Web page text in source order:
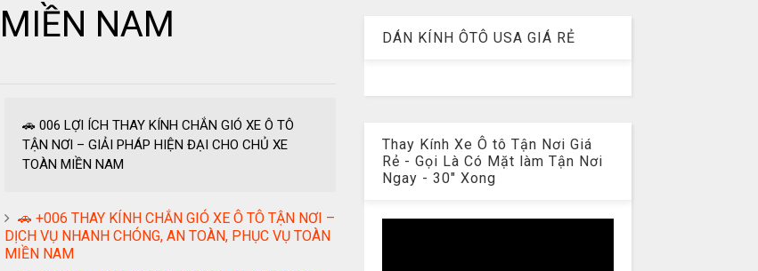
NAM
🚗 006 LỢI ÍCH THAY KÍNH CHẮN GIÓ XE Ô TÔ
TẬN NƠI – GIẢI PHÁP HIỆN ĐẠI CHO CHỦ XE
TOÀN MIỀN NAM
🚗 +006 THAY KÍNH CHẮN GIÓ XE Ô TÔ TẬN NƠI –
DỊCH VỤ NHANH CHÓNG, AN TOÀN, PHỤC VỤ TOÀN
MIỀN NAM
DÁN KÍNH ÔTÔ USA GIÁ RẺ
Thay Kính Xe Ô tô Tận Nơi Giá
Rẻ - Gọi Là Có Mặt làm Tận Nơi
Ngay - 30" Xong